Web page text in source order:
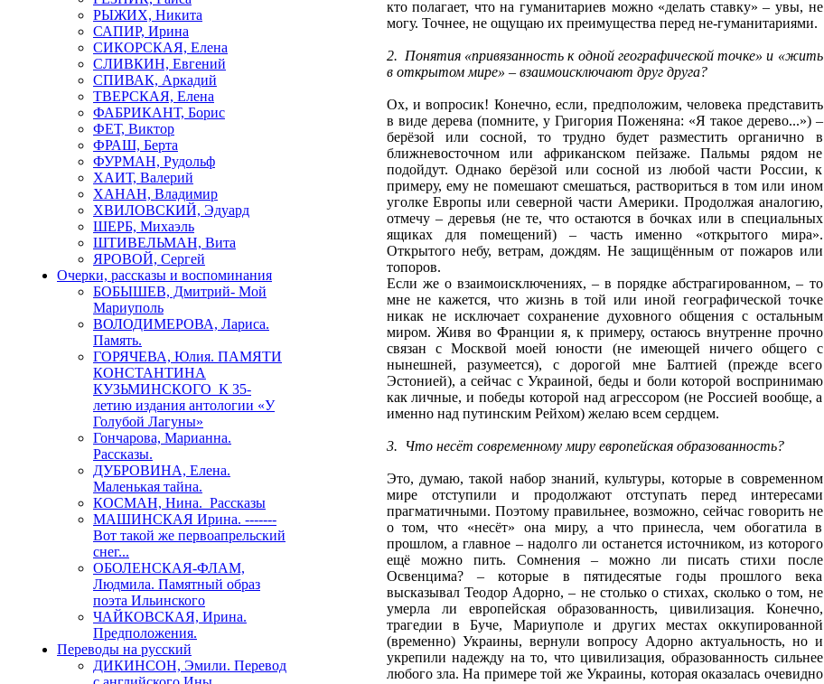
РЫЖИХ, Никита
САПИР, Ирина
СИКОРСКАЯ, Елена
СЛИВКИН, Евгений
СПИВАК, Аркадий
ТВЕРСКАЯ, Елена
ФАБРИКАНТ, Борис
ФЕТ, Виктор
ФРАШ, Берта
ФУРМАН, Рудольф
ХАИТ, Валерий
ХАНАН, Владимир
ХВИЛОВСКИЙ, Эдуард
ШЕРБ, Михаэль
ШТИВЕЛЬМАН, Вита
ЯРОВОЙ, Сергей
Очерки, рассказы и воспоминания
БОБЫШЕВ, Дмитрий- Мой
Мариуполь
ВОЛОДИМЕРОВА, Лариса.
Память.
ГОРЯЧЕВА, Юлия. ПАМЯТИ
КОНСТАНТИНА
КУЗЬМИНСКОГО К 35-
летию издания антологии «У
Голубой Лагуны»
Гончарова, Марианна.
Рассказы.
ДУБРОВИНА, Елена.
Маленькая тайна.
КОСМАН, Нина. Рассказы
МАШИНСКАЯ Ирина. -------
Вот такой же первоапрельский
снег...
ОБОЛЕНСКАЯ-ФЛАМ,
Людмила. Памятный образ
поэта Ильинского
ЧАЙКОВСКАЯ, Ирина.
Предположения.
Переводы на русский
ДИКИНСОН, Эмили. Перевод
кто полагает, что на гуманитариев можно «делать ставку» – увы, не
могу. Точнее, не ощущаю их преимущества перед не-гуманитариями.
2. Понятия «привязанность к одной географической точке» и «жить
в открытом мире» – взаимоисключают друг друга?
Ох, и вопросик! Конечно, если, предположим, человека представить
в виде дерева (помните, у Григория Поженяна: «Я такое дерево...») –
берёзой или сосной, то трудно будет разместить органично в
ближневосточном или африканском пейзаже. Пальмы рядом не
подойдут. Однако берёзой или сосной из любой части России, к
примеру, ему не помешают смешаться, раствориться в том или ином
уголке Европы или северной части Америки. Продолжая аналогию,
отмечу – деревья (не те, что остаются в бочках или в специальных
ящиках для помещений) – часть именно «открытого мира».
Открытого небу, ветрам, дождям. Не защищённым от пожаров или
топоров.
Если же о взаимоисключениях, – в порядке абстрагированном, – то
мне не кажется, что жизнь в той или иной географической точке
никак не исключает сохранение духовного общения с остальным
миром. Живя во Франции я, к примеру, остаюсь внутренне прочно
связан с Москвой моей юности (не имеющей ничего общего с
нынешней, разумеется), с дорогой мне Балтией (прежде всего
Эстонией), а сейчас с Украиной, беды и боли которой воспринимаю
как личные, и победы которой над агрессором (не Россией вообще, а
именно над путинским Рейхом) желаю всем сердцем.
3. Что несёт современному миру европейская образованность?
Это, думаю, такой набор знаний, культуры, которые в современном
мире отступили и продолжают отступать перед интересами
прагматичными. Поэтому правильнее, возможно, сейчас говорить не
о том, что «несёт» она миру, а что принесла, чем обогатила в
прошлом, а главное – надолго ли останется источником, из которого
ещё можно пить. Сомнения – можно ли писать стихи после
Освенцима? – которые в пятидесятые годы прошлого века
высказывал Теодор Адорно, – не столько о стихах, сколько о том, не
умерла ли европейская образованность, цивилизация. Конечно,
трагедии в Буче, Мариуполе и других местах оккупированной
(временно) Украины, вернули вопросу Адорно актуальность, но и
укрепили надежду на то, что цивилизация, образованность сильнее
любого зла. На примере той же Украины, которая оказалась очевидно